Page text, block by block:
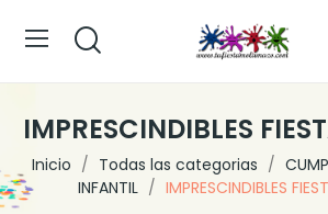
IMPRESCINDIBLES
Inicio Todas las categorias
INFANTIL
IMPRESCINDIBLES